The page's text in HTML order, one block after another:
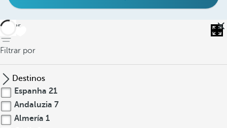
voltar
Filtrar por
Destinos
Espanha 21
Andaluzia 7
Almería 1